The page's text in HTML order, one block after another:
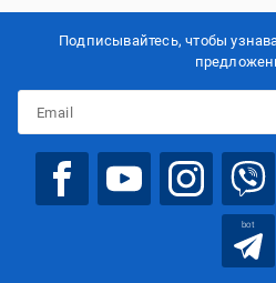
Подписывайтесь, чтобы
bot